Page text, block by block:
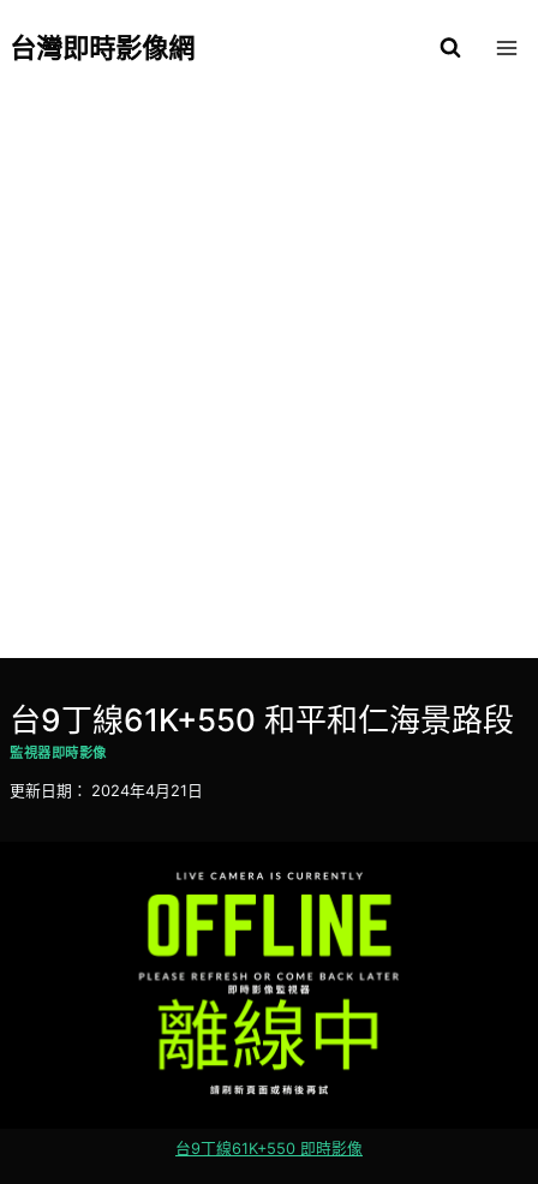
to台灣即時影像網
台9丁線61K+550 和平和仁海景路段
監視器即時影像
更新日期： 2024年4月21日
台9丁線61K+550 即時影像